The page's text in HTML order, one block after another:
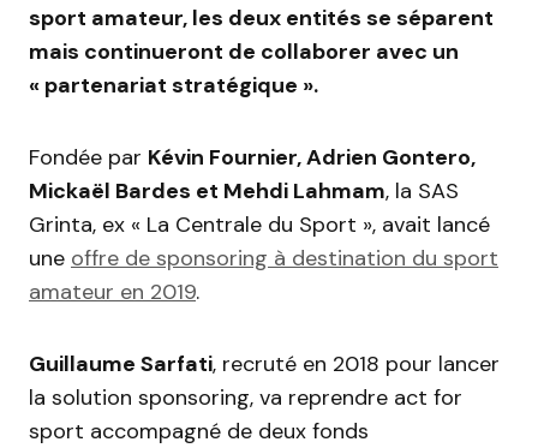
sport amateur, les deux entités se séparent
mais continueront de collaborer avec un
« partenariat stratégique ».
Fondée par Kévin Fournier, Adrien Gontero,
Mickaël Bardes et Mehdi Lahmam, la SAS
Grinta, ex « La Centrale du Sport », avait lancé
une offre de sponsoring à destination du sport
amateur en 2019.
Guillaume Sarfati, recruté en 2018 pour lancer
la solution sponsoring, va reprendre act for
sport accompagné de deux fonds